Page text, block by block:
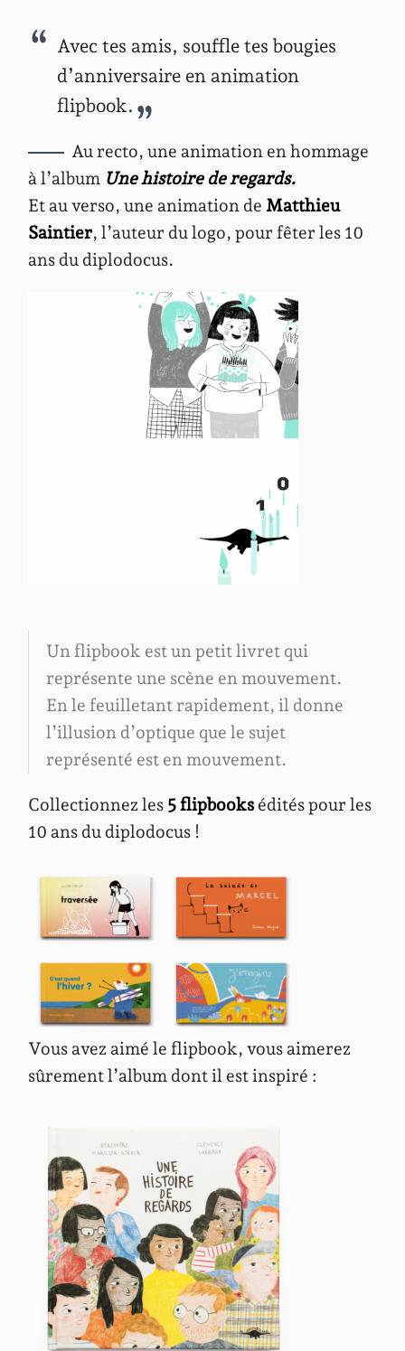
Avec tes amis, souffle tes bougies
d’anniversaire en animation
flipbook.
Au recto, une animation en hommage
à l’album Une histoire de regards.
Et au verso, une animation de Matthieu
Saintier, l’auteur du logo, pour fêter les 10
ans du diplodocus.
Un flipbook est un petit livret qui
représente une scène en mouvement.
En le feuilletant rapidement, il donne
l’illusion d’optique que le sujet
représenté est en mouvement.
Collectionnez les 5 flipbooks édités pour les
10 ans du diplodocus !
Vous avez aimé le flipbook, vous aimerez
sûrement l’album dont il est inspiré :